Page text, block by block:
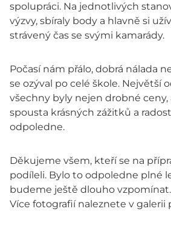
spolupráci. Na jednotlivých
výzvy, sbíraly body a hlavně si
strávený čas se svými kamarády.
Počasí nám přálo, dobrá nálada
se ozýval po celé škole. Největší
všechny byly nejen drobné ceny,
spousta krásných zážitků a
odpoledne.
Děkujeme všem, kteří se na
podíleli. Bylo to odpoledne plné
budeme ještě dlouho vzpomínat.
Více fotografií naleznete v galerii